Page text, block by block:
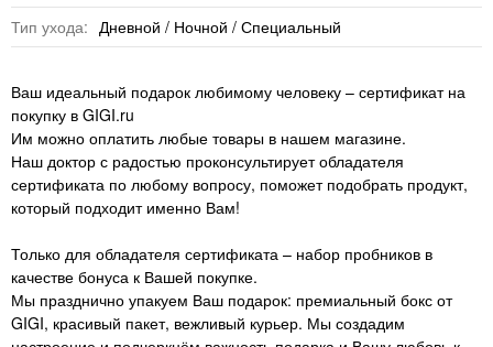
Тип ухода: Дневной / Ночной / Специальный
Ваш идеальный подарок любимому человеку – сертификат на
покупку в GIGI.ru
Им можно оплатить любые товары в нашем магазине.
Наш доктор с радостью проконсультирует обладателя
сертификата по любому вопросу, поможет подобрать продукт,
который подходит именно Вам!
Только для обладателя сертификата – набор пробников в
качестве бонуса к Вашей покупке.
Мы празднично упакуем Ваш подарок: премиальный бокс от
GIGI, красивый пакет, вежливый курьер. Мы создадим